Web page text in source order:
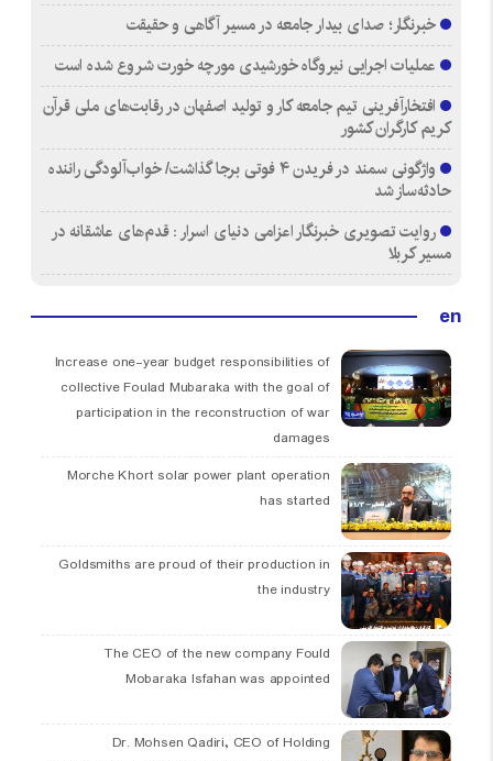
خبرنگار؛ صدای بیدار جامعه در مسیر آگاهی و حقیقت
عملیات اجرایی نیروگاه خورشیدی مورچه خورت شروع شده است
افتخارآفرینی تیم جامعه کار و تولید اصفهان در رقابت‌های ملی قرآن
کریم کارگران کشور
واژگونی سمند در فریدن ۴ فوتی برجا گذاشت/ خواب‌آلودگی راننده
حادثه‌ساز شد
روایت تصویری خبرنگار اعزامی دنیای اسرار : قدم‌های عاشقانه در
مسیر کربلا
en
Increase one-year budget responsibilities of
collective Foulad Mubaraka with the goal of
participation in the reconstruction of war
damages
Morche Khort solar power plant operation
has started
Goldsmiths are proud of their production in
the industry
The CEO of the new company Fould
Mobaraka Isfahan was appointed
Dr. Mohsen Qadiri, CEO of Holding